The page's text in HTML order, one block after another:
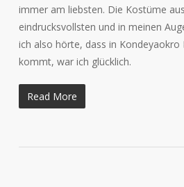
immer am liebsten. Die Kostüme
eindrucksvollsten und in meinen
ich also hörte, dass in Kondeyaokro
kommt, war ich glücklich.
Read More